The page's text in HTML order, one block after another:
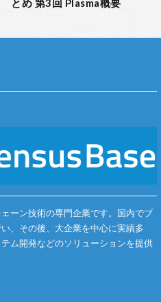
とめ 第3回 Plasma概要
ーン技術の専門企業です。国内でブ
、その後、大企業を中心に実績多
ム開発などのソリューションを提供